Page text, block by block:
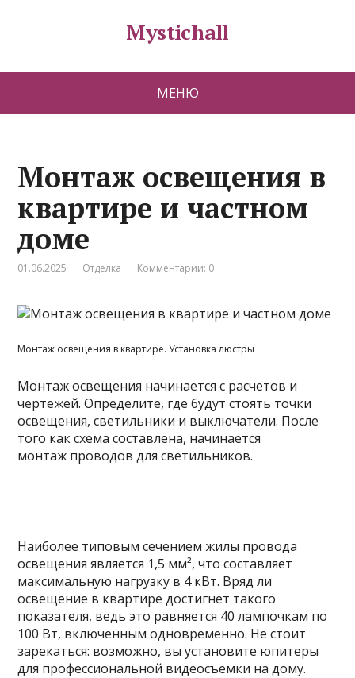
Mystichall
МЕНЮ
Монтаж освещения в
квартире и частном
доме
01.06.2025 Отделка Комментарии: 0
Монтаж освещения в квартире. Установка люстры
Монтаж освещения начинается с расчетов и
чертежей. Определите, где будут стоять точки
освещения, светильники и выключатели. После
того как схема составлена, начинается
монтаж проводов для светильников.
Наиболее типовым сечением жилы провода
освещения является 1,5 мм², что составляет
максимальную нагрузку в 4 кВт. Вряд ли
освещение в квартире достигнет такого
показателя, ведь это равняется 40 лампочкам по
100 Вт, включенным одновременно. Не стоит
зарекаться: возможно, вы установите юпитеры
для профессиональной видеосъемки на дому.